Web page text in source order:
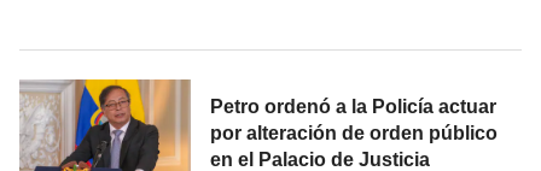
Petro ordenó a la Policía actuar
por alteración de orden público
en el Palacio de Justicia